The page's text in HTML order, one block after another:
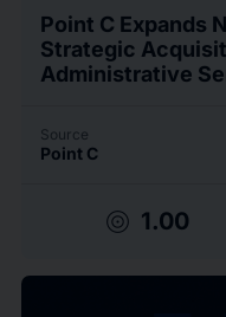
Point C Expands
Strategic
Administrative
Source
Point C
target 1.00